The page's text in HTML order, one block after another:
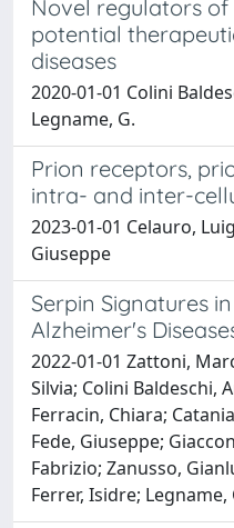
Novel regulators of
potential
diseases
2020-01-01 Colini
Legname, G.
Prion receptors,
intra- and inter-
2023-01-01 Celauro,
Giuseppe
Serpin Signatures
Alzheimer's
2022-01-01 Zattoni,
Silvia; Colini Baldeschi,
Ferracin, Chiara;
Fede, Giuseppe;
Fabrizio; Zanusso,
Ferrer, Isidre;